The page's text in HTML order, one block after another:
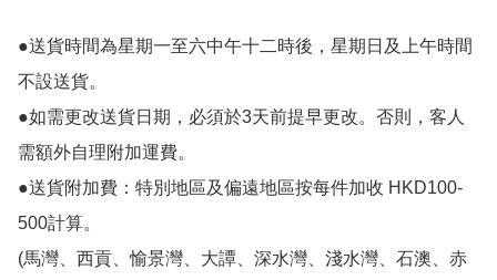
●送貨時間為星期一至六中午十二時後，星期日及上午時間
不設送貨。
●如需更改送貨日期，必須於3天前提早更改。否則，客人
需額外自理附加運費。
●送貨附加費：特別地區及偏遠地區按每件加收 HKD100-
500計算。
(馬灣、西貢、愉景灣、大譚、深水灣、淺水灣、石澳、赤